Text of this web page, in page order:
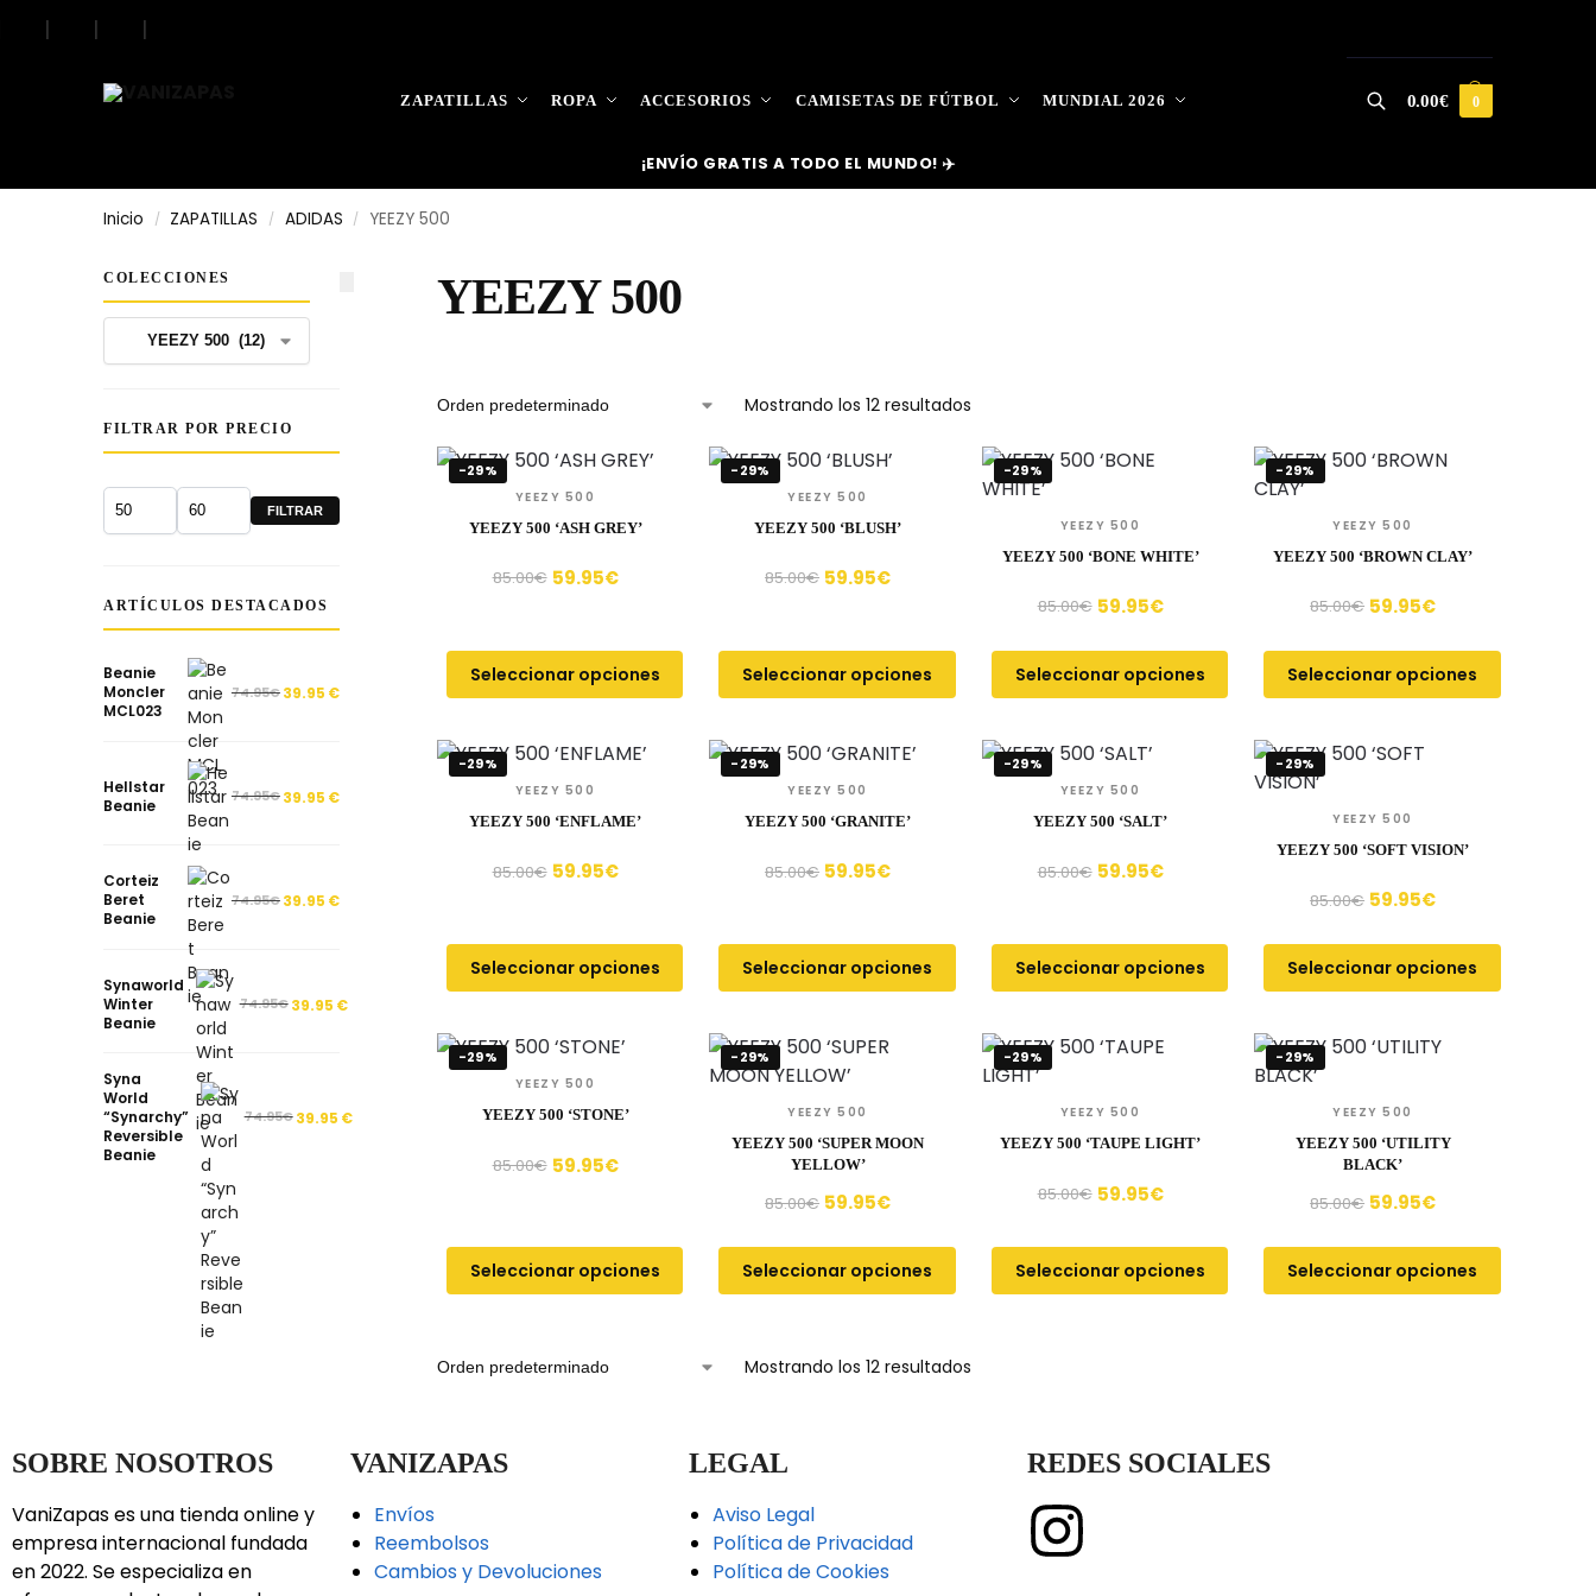
| | |
ZAPATILLAS ROPA ACCESORIOS CAMISETAS DE FÚTBOL MUNDIAL 2026
Search
0.00€ 0
¡ENVÍO GRATIS A TODO EL MUNDO! ✈️
Inicio / ZAPATILLAS / ADIDAS / YEEZY 500
YEEZY 500
Mostrando los 12 resultados
-29%
YEEZY 500
YEEZY 500 ‘ASH GREY’
85.00€ 59.95€
Seleccionar opciones
-29%
YEEZY 500
YEEZY 500 ‘BLUSH’
85.00€ 59.95€
Seleccionar opciones
-29%
YEEZY 500
YEEZY 500 ‘BONE WHITE’
85.00€ 59.95€
Seleccionar opciones
-29%
YEEZY 500
YEEZY 500 ‘BROWN CLAY’
85.00€ 59.95€
Seleccionar opciones
-29%
YEEZY 500
YEEZY 500 ‘ENFLAME’
85.00€ 59.95€
Seleccionar opciones
-29%
YEEZY 500
YEEZY 500 ‘GRANITE’
85.00€ 59.95€
Seleccionar opciones
-29%
YEEZY 500
YEEZY 500 ‘SALT’
85.00€ 59.95€
Seleccionar opciones
-29%
YEEZY 500
YEEZY 500 ‘SOFT VISION’
85.00€ 59.95€
Seleccionar opciones
-29%
YEEZY 500
YEEZY 500 ‘STONE’
85.00€ 59.95€
Seleccionar opciones
-29%
YEEZY 500
YEEZY 500 ‘SUPER MOON
YELLOW’
85.00€ 59.95€
Seleccionar opciones
-29%
YEEZY 500
YEEZY 500 ‘TAUPE LIGHT’
85.00€ 59.95€
Seleccionar opciones
-29%
YEEZY 500
YEEZY 500 ‘UTILITY
BLACK’
85.00€ 59.95€
Seleccionar opciones
Mostrando los 12 resultados
COLECCIONES
FILTRAR POR PRECIO
FILTRAR
ARTÍCULOS DESTACADOS
Beanie
Moncler
MCL023
74.95€39.95 €
Hellstar
Beanie
74.95€39.95 €
Corteiz
Beret
Beanie
74.95€39.95 €
Synaworld
Winter
Beanie
74.95€ 39.95 €
Syna
World
“Synarchy”
Reversible
Beanie
74.95€ 39.95 €
SOBRE NOSOTROS
VaniZapas es una tienda online y
empresa internacional fundada
en 2022. Se especializa en
VANIZAPAS
Envíos
Reembolsos
Cambios y Devoluciones
LEGAL
Aviso Legal
Política de Privacidad
Política de Cookies
REDES SOCIALES